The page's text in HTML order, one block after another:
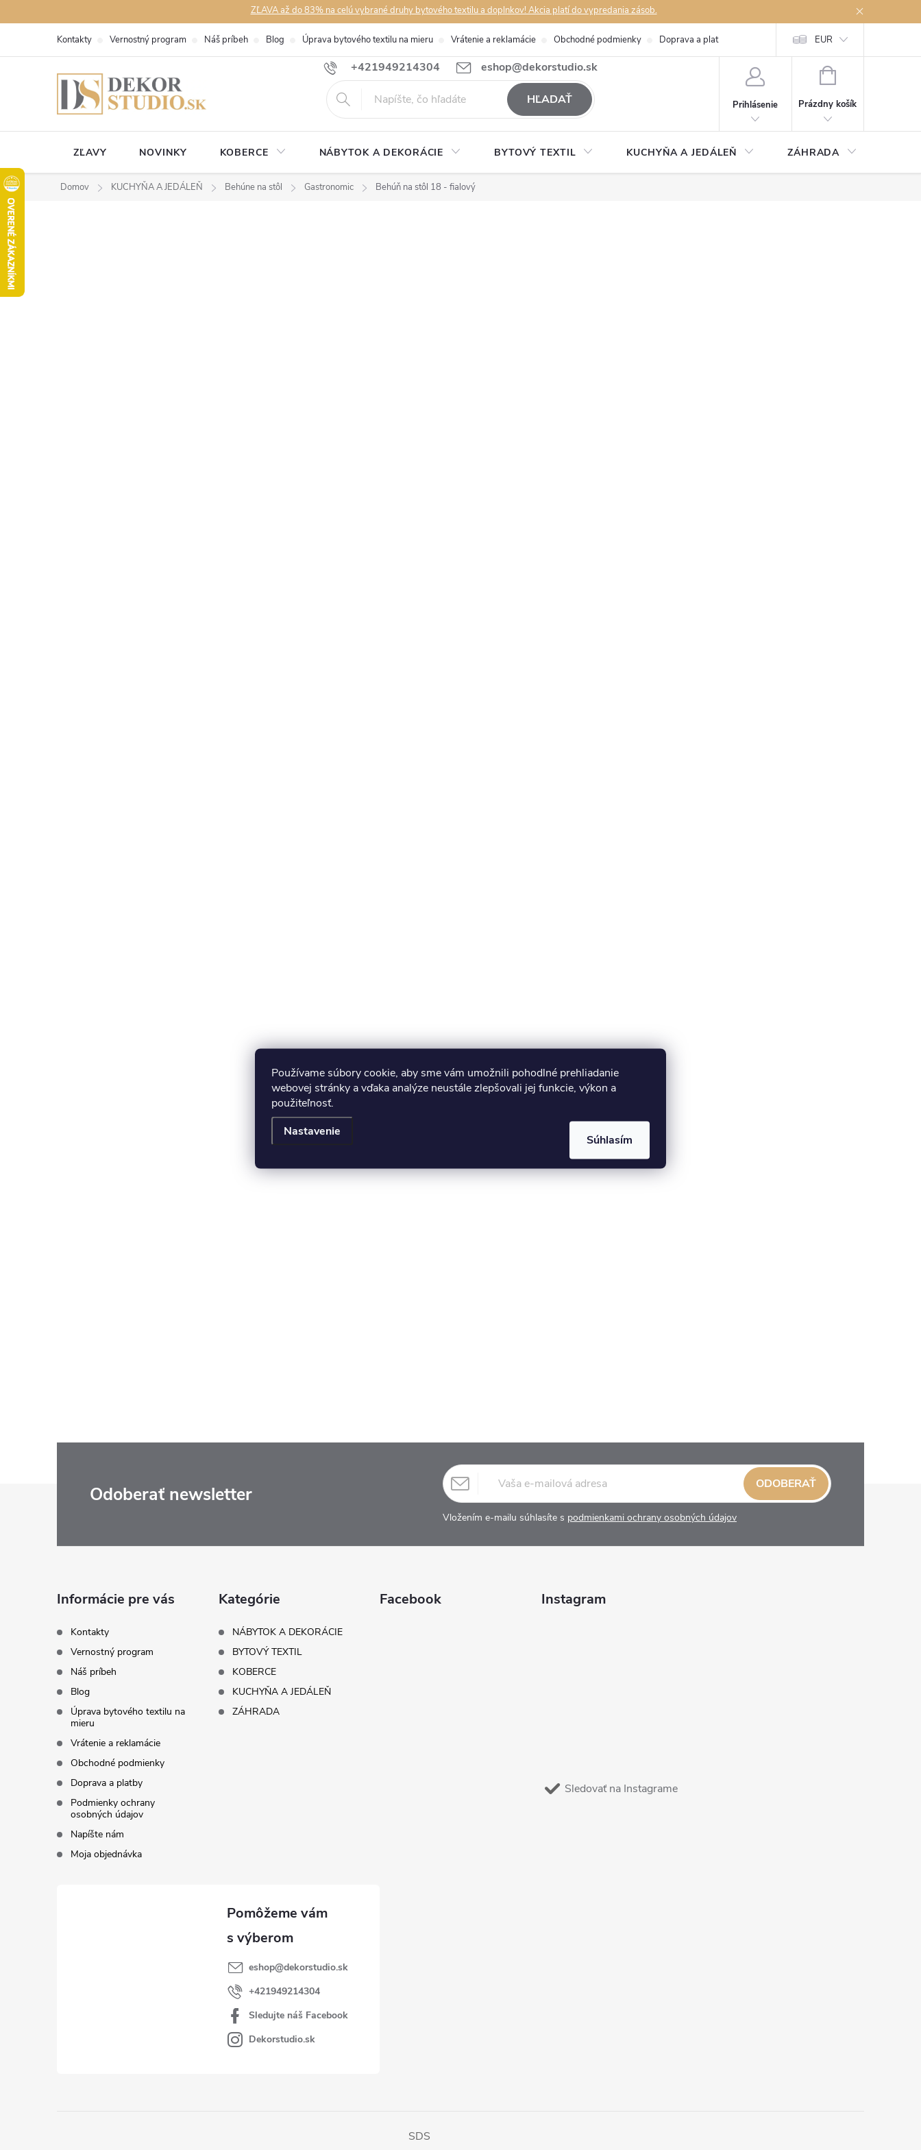
Používame súbory cookie, aby sme vám umožnili pohodlné prehliadanie
webovej stránky a vďaka analýze neustále zlepšovali jej funkcie, výkon a
použiteľnosť.
Nastavenie
Súhlasím
na
ZĽAVA až do 83% na celú vybrané druhy bytového textilu a doplnkov! Akcia platí do vypredania zásob.
+421949214304 eshop@dekorstudio.sk
Kontakty Vernostný program Náš príbeh Blog Úprava bytového textilu na mieru Vrátenie a reklamácie Obchodné podmienky Doprava a platby Podmienky ochrany osobných údajov
EUR
HĽADAŤ Prihlásenie
NÁKUPNÝ
Prázdny košík
ZĽAVY NOVINKY KOBERCE NÁBYTOK A DEKORÁCIE BYTOVÝ TEXTIL KUCHYŇA A JEDÁLEŇ ZÁHRADA
Domov KUCHYŇA A JEDÁLEŇ Behúne na stôl Gastronomic Behúň na stôl 18 - fialový
Odoberať newsletter
Vložením e-mailu súhlasíte s podmienkami ochrany osobných údajov
ODOBERAŤ
Informácie pre vás
Kontakty
Vernostný program
Náš príbeh
Blog
Úprava bytového textilu na
mieru
Vrátenie a reklamácie
Obchodné podmienky
Doprava a platby
Podmienky ochrany
osobných údajov
Napíšte nám
Moja objednávka
Kategórie
NÁBYTOK A DEKORÁCIE
BYTOVÝ TEXTIL
KOBERCE
KUCHYŇA A JEDÁLEŇ
ZÁHRADA
Facebook Instagram
Sledovať na Instagrame
eshop@dekorstudio.sk
+421949214304
Sledujte náš Facebook
Dekorstudio.sk
SDS